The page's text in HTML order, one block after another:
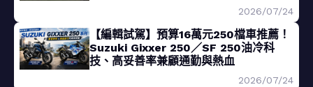
2026/07/24
【編輯試駕】預算16萬元250檔車推薦！
Suzuki Gixxer 250／SF 250油冷科
技、高妥善率兼顧通勤與熱血
2026/07/24